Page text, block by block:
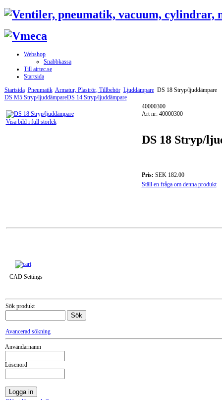
Webshop
Snabbkassa
Till airtec.se
Startsida
Startsida Pneumatik Armatur, Plaströr, Tillbehör Ljuddämpare DS 18 Stryp/ljuddämpare
DS M5 Stryp/ljuddämpareDS 14 Stryp/ljuddämpare
Visa bild i full storlek
40000300
Art nr: 40000300
DS 18 Stryp/
Pris: SEK 182.00
Ställ en fråga om denna produkt
CAD Settings
Sök produkt
Avancerad sökning
Användarnamn
Lösenord